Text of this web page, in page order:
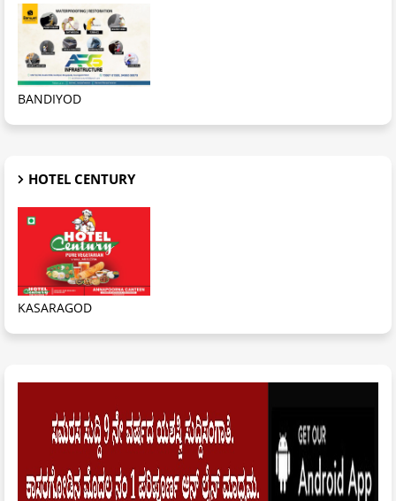
BANDIYOD
HOTEL CENTURY
KASARAGOD